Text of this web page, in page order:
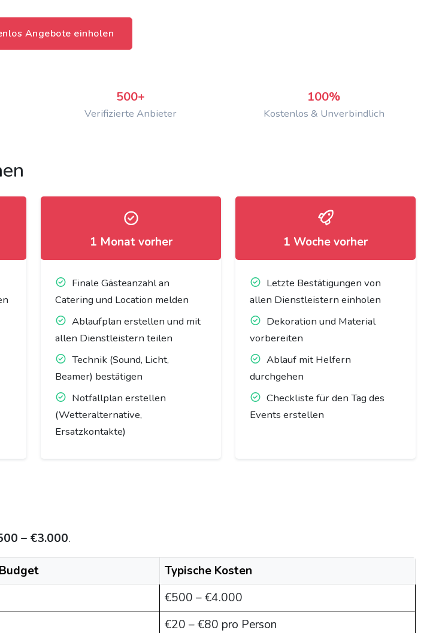
Angebote einholen
500+
Verifizierte Anbieter
100%
Kostenlos & Unverbindlich
1 Monat vorher
Finale Gästeanzahl an
Catering und Location melden
Ablaufplan erstellen und mit
allen Dienstleistern teilen
Technik (Sound, Licht,
Beamer) bestätigen
Notfallplan erstellen
(Wetteralternative,
Ersatzkontakte)
1 Woche vorher
Letzte Bestätigungen von
allen Dienstleistern einholen
Dekoration und Material
vorbereiten
Ablauf mit Helfern
durchgehen
Checkliste für den Tag des
Events erstellen
– €3.000.
Typische Kosten
€500 – €4.000
€20 – €80 pro Person